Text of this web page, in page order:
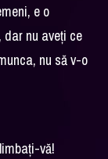
e o
dar nu aveți ce
nu să v-o
vă!